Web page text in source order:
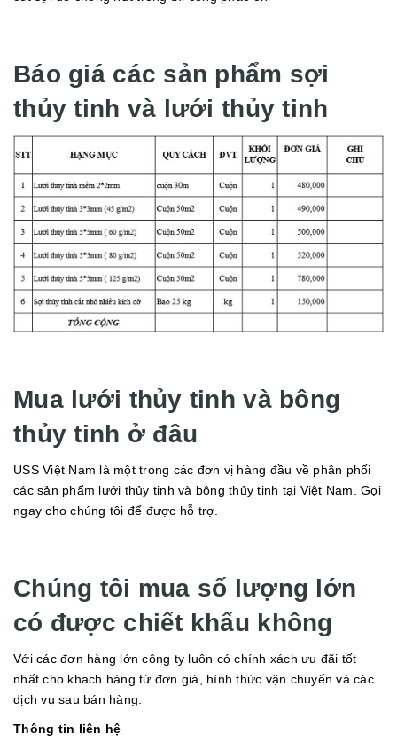
Báo giá các sản phẩm sợi
thủy tinh và lưới thủy tinh
Mua lưới thủy tinh và bông
thủy tinh ở đâu
USS Việt Nam là một trong các đơn vị hàng đầu về phân phối
các sản phẩm lưới thủy tinh và bông thủy tinh tại Việt Nam. Gọi
ngay cho chúng tôi để được hỗ trợ.
Chúng tôi mua số lượng lớn
có được chiết khấu không
Với các đơn hàng lớn công ty luôn có chính xách ưu đãi tốt
nhất cho khach hàng từ đơn giá, hình thức vận chuyển và các
dịch vụ sau bán hàng.
Thông tin liên hệ